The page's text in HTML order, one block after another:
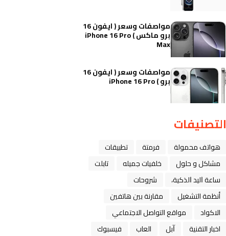
مواصفات وسعر ( ايفون 16
برو ماكس ) iPhone 16 Pro
Max
مواصفات وسعر ( ايفون 16
برو ) iPhone 16 Pro
التصنيفات
هواتف محمولة فرمتة
تطبيقات
مشاكل و حلول
خلفيات جميله
تابلت
ﺳﺎﻋﺔ ﺍﻟﻴﺪ ﺍﻟﺬﻛﻴﺔ،
شروحات
أنظمة التشغيل
مقارنة بين هاتفين
الاكواد
مواقع التواصل الاجتماعي
اخبار التقنية
ﺁﺑﻞ العاب
فيسبوك